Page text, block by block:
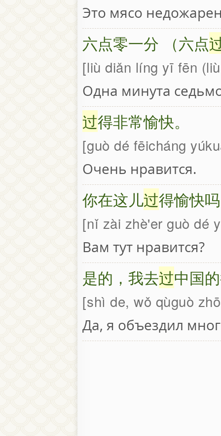
Это мясо
六点零一分 （六点
liù diǎn líng yī fēn
Одна минута
过得非常愉快。
guò dé fēicháng
Очень нравится.
你在这儿过得愉快
nǐ zài zhè'er guò dé
Вам тут нравится?
是的，我去过中国
shì de, wǒ qùguò
Да, я объездил